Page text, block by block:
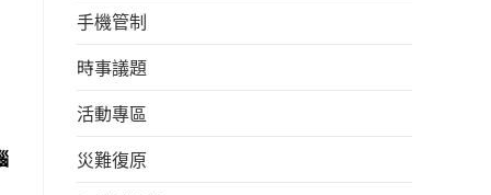
手機管制
時事議題
活動專區
災難復原